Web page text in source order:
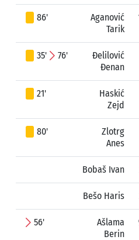
86'
Aganović
Tarik
35' 76'
Đelilović
Đenan
21'
Haskić
Zejd
80'
Zlotrg
Anes
Bobaš Ivan
Bešo Haris
56'
Ašlama
Berin